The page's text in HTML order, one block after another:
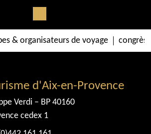
& organisateurs de voyage congrès
d'Aix-en-Provence
Verdi – BP 40160
cedex 1